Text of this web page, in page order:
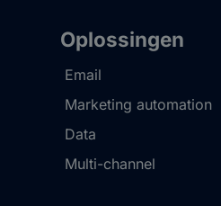
Oplossingen
Email
Marketing automation
Data
Multi-channel